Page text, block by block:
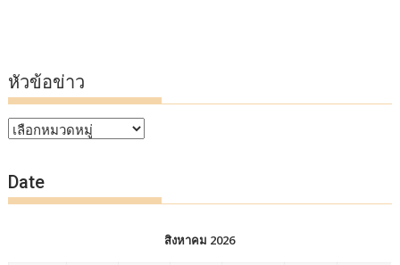
หัวข้อข่าว
หัวข้อ
Date
สิงหาคม 2026